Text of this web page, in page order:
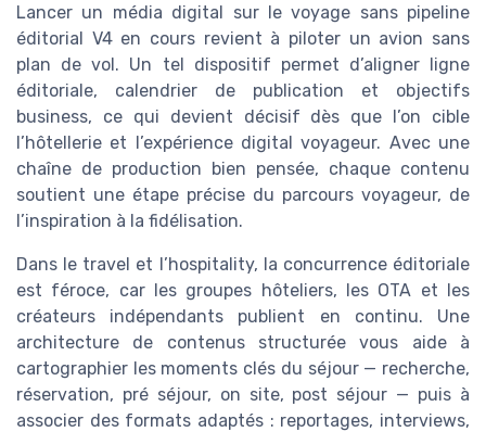
Lancer un média digital sur le voyage sans pipeline
éditorial V4 en cours revient à piloter un avion sans
plan de vol. Un tel dispositif permet d’aligner ligne
éditoriale, calendrier de publication et objectifs
business, ce qui devient décisif dès que l’on cible
l’hôtellerie et l’expérience digital voyageur. Avec une
chaîne de production bien pensée, chaque contenu
soutient une étape précise du parcours voyageur, de
l’inspiration à la fidélisation.
Dans le travel et l’hospitality, la concurrence éditoriale
est féroce, car les groupes hôteliers, les OTA et les
créateurs indépendants publient en continu. Une
architecture de contenus structurée vous aide à
cartographier les moments clés du séjour — recherche,
réservation, pré séjour, on site, post séjour — puis à
associer des formats adaptés : reportages, interviews,